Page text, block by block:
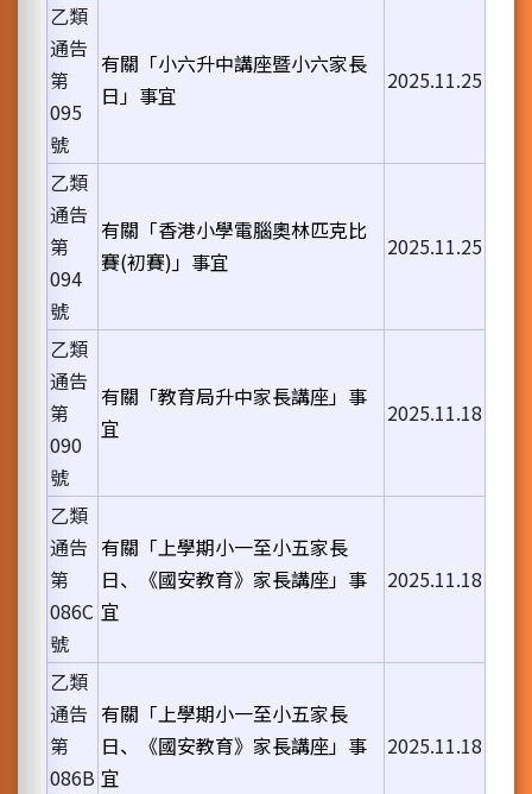
乙類
通告
第
095
號
有關「小六升中講座暨小六家長
日」事宜
2025.11.25
乙類
通告
第
094
號
有關「香港小學電腦奧林匹克比
賽(初賽)」事宜
2025.11.25
乙類
通告
第
090
號
有關「教育局升中家長講座」事
宜
2025.11.18
乙類
通告
第
086C
號
有關「上學期小一至小五家長
日、《國安教育》家長講座」事
宜
2025.11.18
乙類
通告
第
086B
有關「上學期小一至小五家長
日、《國安教育》家長講座」事
宜
2025.11.18